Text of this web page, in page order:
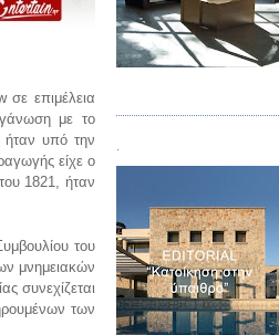
σε επιμέλεια
με το
ήταν υπό την
είχε ο
1821, ήταν
του
μνημειακών
συνεχίζεται
των
.